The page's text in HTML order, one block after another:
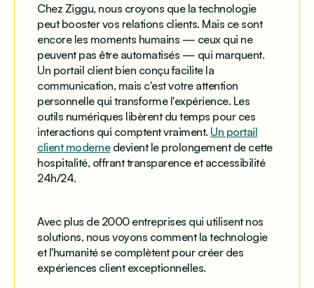
Chez Ziggu, nous croyons que la technologie
peut booster vos relations clients. Mais ce sont
encore les moments humains — ceux qui ne
peuvent pas être automatisés — qui marquent.
Un portail client bien conçu facilite la
communication, mais c'est votre attention
personnelle qui transforme l'expérience. Les
outils numériques libèrent du temps pour ces
interactions qui comptent vraiment. Un portail
client modernedevient le prolongement de cette
hospitalité, offrant transparence et accessibilité
24h/24.
Avec plus de 2000 entreprises qui utilisent nos
solutions, nous voyons comment la technologie
et l'humanité se complètent pour créer des
expériences client exceptionnelles.